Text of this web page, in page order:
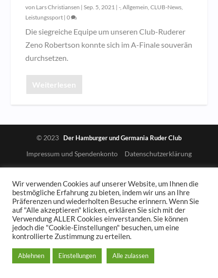
von Lars Christiansen |Sep. 5, 2021 |-,Allgemein,CLUB-News,
Leistungssport |0
Die siegreiche Equipe um unseren Club-Ruderer
Zeno Robertson konnte sich im A-Finale souverän
durchsetzen.
Weiterlesen
© 2023 Der Hamburger und Germania Ruder Club
Impressum und Spendenkonto Datenschutzerklärung
Wir verwenden Cookies auf unserer Website, um Ihnen die
bestmögliche Erfahrung zu bieten, indem wir uns an Ihre
Präferenzen und wiederholten Besuche erinnern. Wenn Sie
auf "Alle akzeptieren" klicken, erklären Sie sich mit der
Verwendung ALLER Cookies einverstanden. Sie können
jedoch die "Cookie-Einstellungen" besuchen, um eine
kontrollierte Zustimmung zu erteilen.
Ablehnen Einstellungen Alle zulassen